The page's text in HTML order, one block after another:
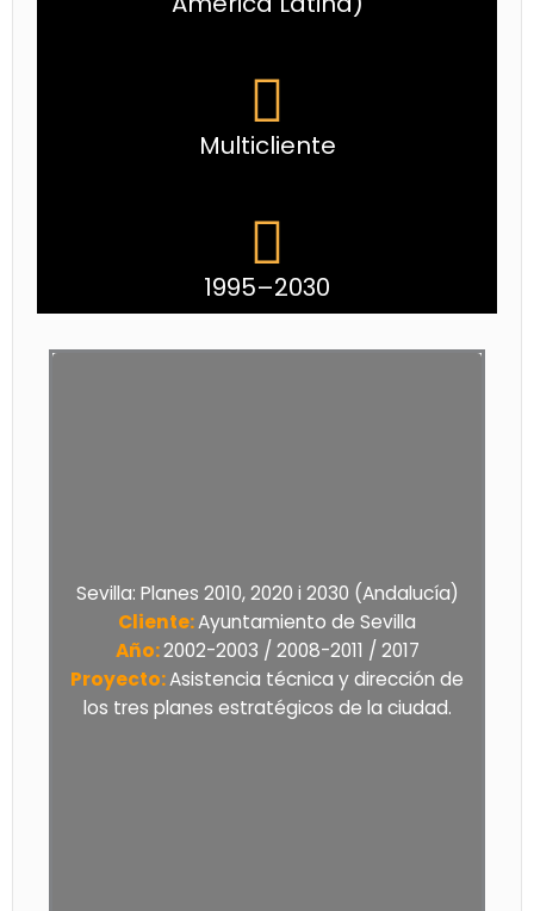
Multicliente
1995–2030
Sevilla: Planes 2010, 2020 i 2030 (Andalucía)
Cliente:Ayuntamiento de Sevilla
Año:2002-2003 / 2008-2011 / 2017
Proyecto:Asistencia técnica y dirección de
los tres planes estratégicos de la ciudad.